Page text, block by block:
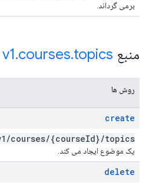
برمی گرداند.
منبع REST: v1.courses.topics
روش ها
create
/courses/{courseId}/topics
یک موضوع ایجاد می کند.
delete